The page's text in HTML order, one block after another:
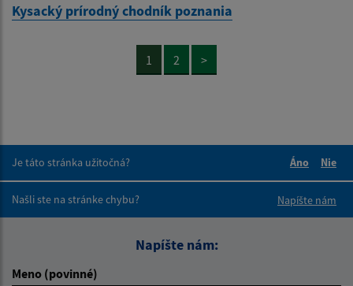
Kysacký prírodný chodník poznania
1 2 >
Je táto stránka užitočná?
Áno
Nie
Našli ste na stránke chybu?
Napíšte nám
Napíšte nám:
Meno (povinné)